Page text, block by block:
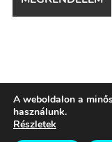
Minden jog
2026.
A weboldalon a
használunk.
Részletek